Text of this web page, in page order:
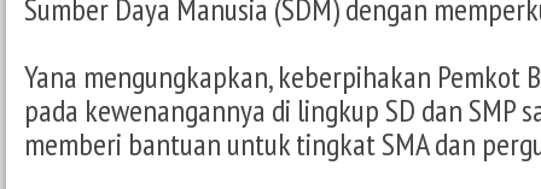
Sumber Daya Manusia (SDM) dengan
Yana mengungkapkan, keberpihakan Pemkot
pada kewenangannya di lingkup SD dan SMP
memberi bantuan untuk tingkat SMA dan